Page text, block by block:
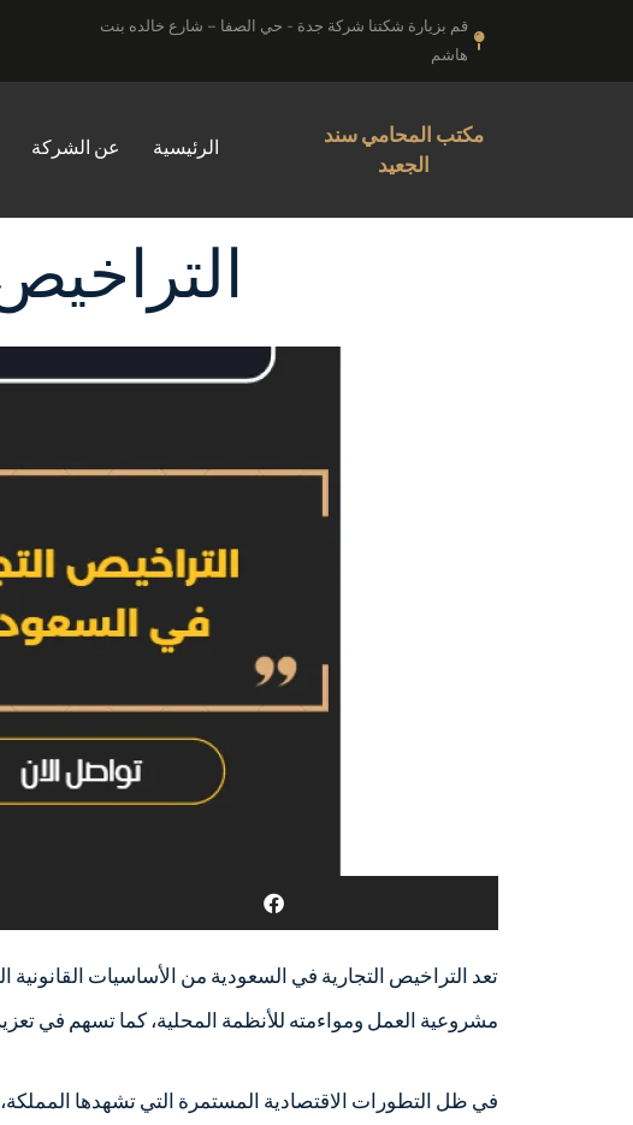
قم بزيارة شكتنا شركة جدة - حي الصفا – شارع خالده بنت
هاشم
مكتب المحامي سند
الجعيد
الرئيسية عن الشركة
تعد التراخيص التجارية في السعودية من الأساسيات
مشروعية العمل ومواءمته للأنظمة المحلية، كما تسهم في
في ظل التطورات الاقتصادية المستمرة التي تشهدها